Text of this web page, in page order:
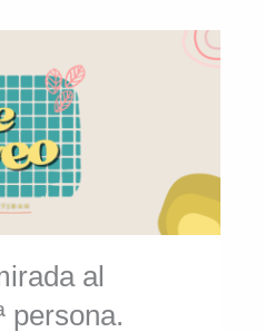
al
persona.